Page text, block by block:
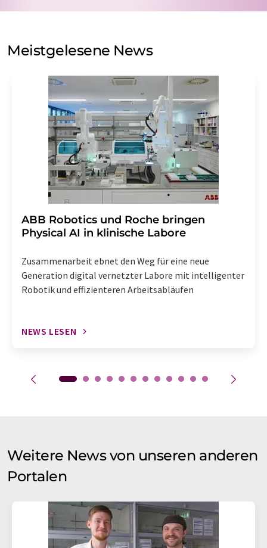
auf Basis unsererDatenschutzerklärung. LUMITOS darf
Meinungsforschung per E-Mail kontaktieren. Ihre
Einwilligung können Sie jederzeit ohne Angabe von
Str. 2, 12489 Berlin oder per E-Mail unter
widerruf@lumitos.commit Wirkung für die Zukunft
widerrufen. Zudem ist in jeder E-Mail ein Link zur
Abbestellung des entsprechenden Newsletters
enthalten.
Meistgelesene News
​​​​​​​ABB Robotics und Roche bringen
Physical AI in klinische Labore
Zusammenarbeit ebnet den Weg für eine neue
Generation digital vernetzter Labore mit intelligenter
Robotik und effizienteren Arbeitsabläufen
NEWS LESEN
Weitere News von unseren anderen
Portalen